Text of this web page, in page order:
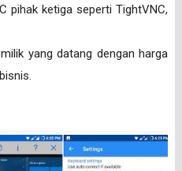
pihak ketiga seperti TightVNC,
yang datang dengan harga